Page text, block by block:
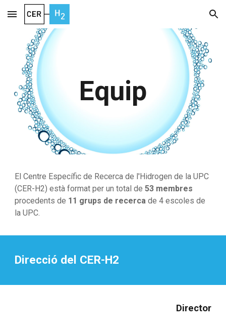
Skip to main content Skip to navigation
Equip
El Centre Específic de Recerca de l'Hidrogen de la UPC
(CER-H2) està format per un total de53 membres
procedents de 11 grups de recerca de 4 escoles de
la UPC.
Direcció del CER-H2
Director